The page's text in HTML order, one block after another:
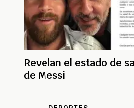
Revelan el estado de
de Messi